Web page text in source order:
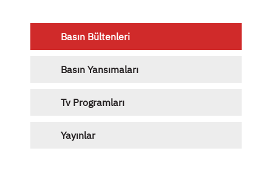
Basın Bültenleri
Basın Yansımaları
Tv Programları
Yayınlar